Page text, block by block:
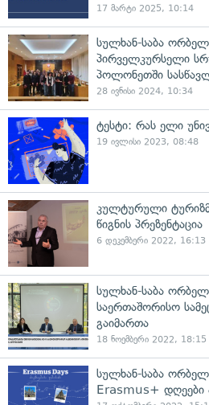
17 მარტი 2025, 10:14
სულხან-საბა
პირველკურსელი
პოლონეთში
28 ივნისი 2024, 10:34
ტესტი: რას ელი
19 ივლისი 2023, 08:48
კულტურული
წიგნის პრეზენტაცია
6 დეკემბერი 2022, 16:13
სულხან-საბა
საერთაშორისო
გაიმართა
18 ნოემბერი 2022, 18:15
სულხან-საბა
Erasmus+ დღეები